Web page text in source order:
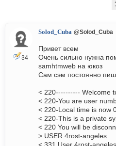
34
Solod_Cuba @Solod_Cuba
Привет всем
Очень сильно нужна
samhtmweb на юкоз
Сам сэм постоянно
< 220---------- Welcome
< 220-You are user
< 220-Local time is now
< 220-This is a private
< 220 You will be
> USER 4rost-angeles